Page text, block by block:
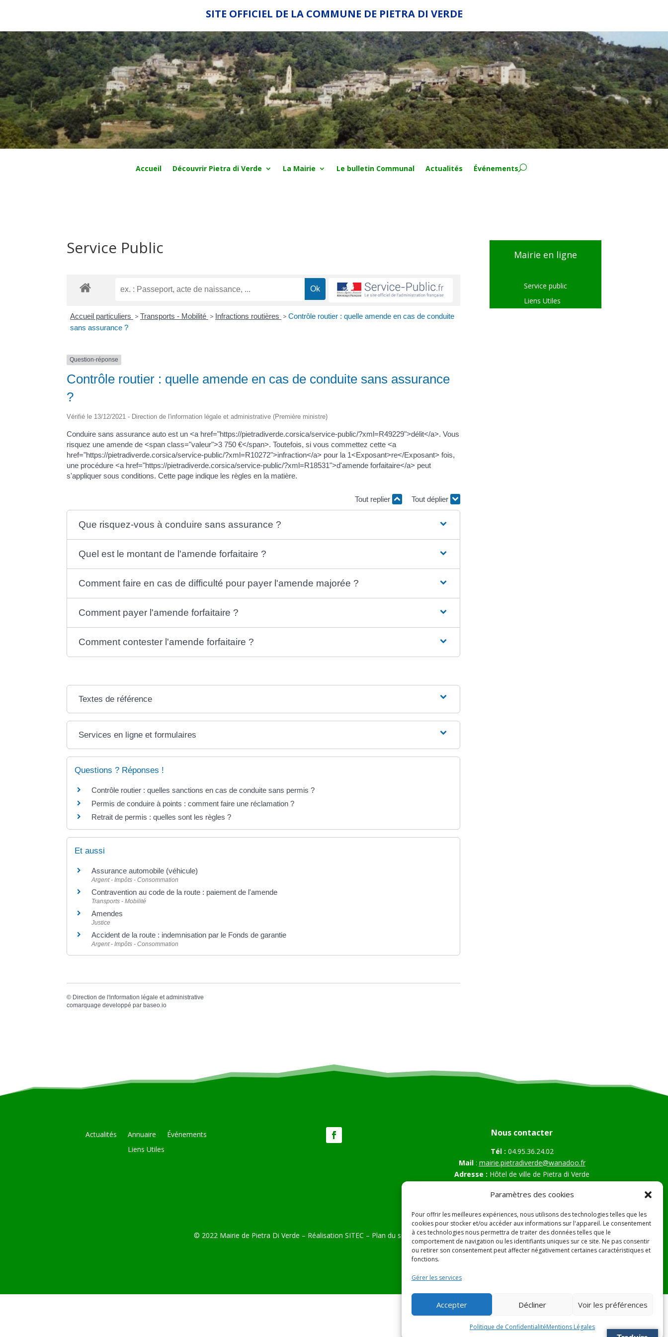
Paramètres des cookies
Pour offrir les meilleures expériences, nous utilisons des technologies telles que les
cookies pour stocker et/ou accéder aux informations sur l'appareil. Le consentement
à ces technologies nous permettra de traiter des données telles que le
comportement de navigation ou les identifiants uniques sur ce site. Ne pas consentir
ou retirer son consentement peut affecter négativement certaines caractéristiques et
fonctions.
Gérer les services
Accepter Décliner Voir les préférences
Politique de ConfidentialitéMentions Légales
SITE OFFICIEL DE LA COMMUNE DE PIETRA DI VERDE
Accueil Découvrir Pietra di Verde La Mairie Le bulletin Communal Actualités Événements
Service Public
Accueil particuliers > Transports - Mobilité > Infractions routières > Contrôle routier : quelle amende en cas de conduite
sans assurance ?
Question-réponse
Contrôle routier : quelle amende en cas de conduite sans assurance
?
Vérifié le 13/12/2021 - Direction de l'information légale et administrative (Première ministre)
Conduire sans assurance auto est un <a href="https://pietradiverde.corsica/service-public/?xml=R49229">délit</a>. Vous
risquez une amende de <span class="valeur">3 750 €</span>. Toutefois, si vous commettez cette <a
href="https://pietradiverde.corsica/service-public/?xml=R10272">infraction</a> pour la 1<Exposant>re</Exposant> fois,
une procédure <a href="https://pietradiverde.corsica/service-public/?xml=R18531">d'amende forfaitaire</a> peut
s'appliquer sous conditions. Cette page indique les règles en la matière.
Tout replier Tout déplier
Que risquez-vous à conduire sans assurance ?
Quel est le montant de l'amende forfaitaire ?
Comment faire en cas de difficulté pour payer l'amende majorée ?
Comment payer l'amende forfaitaire ?
Comment contester l'amende forfaitaire ?
Textes de référence
Services en ligne et formulaires
Questions ? Réponses !
Contrôle routier : quelles sanctions en cas de conduite sans permis ?
Permis de conduire à points : comment faire une réclamation ?
Retrait de permis : quelles sont les règles ?
Et aussi
Assurance automobile (véhicule)
Argent - Impôts - Consommation
Contravention au code de la route : paiement de l'amende
Transports - Mobilité
Amendes
Justice
Accident de la route : indemnisation par le Fonds de garantie
Argent - Impôts - Consommation
© Direction de l'information légale et administrative
comarquage developpé par baseo.io
Mairie en ligne
Service public
Liens Utiles
Actualités Annuaire
Événements
Liens Utiles
Nous contacter
Tél : 04.95.36.24.02
Mail: mairie.pietradiverde@wanadoo.fr
Adresse : Hôtel de ville de Pietra di Verde
20230 Pietra di Verde
© 2022 Mairie de Pietra Di Verde – Réalisation SITEC – Plan du site – Mentions Légales